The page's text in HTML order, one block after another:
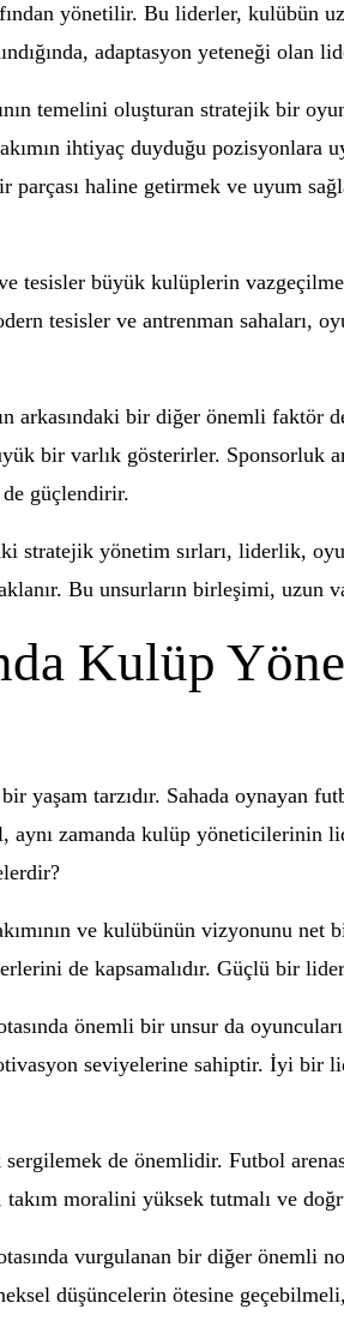
yönetilir. Bu liderler, kulübün
adaptasyon yeteneği olan
temelini oluşturan stratejik bir
ihtiyaç duyduğu
parçası haline getirmek ve uyum
tesisler büyük kulüplerin
tesisler ve antrenman sahaları,
arkasındaki bir diğer önemli
bir varlık gösterirler.
güçlendirir.
stratejik yönetim sırları, liderlik,
Bu unsurların birleşimi, uzun
Kulüp
yaşam tarzıdır. Sahada oynayan
aynı zamanda kulüp
ve kulübünün vizyonunu net
de kapsamalıdır. Güçlü bir
önemli bir unsur da
seviyelerine sahiptir. İyi bir
de önemlidir. Futbol
moralini yüksek tutmalı ve
vurgulanan bir diğer önemli
düşüncelerin ötesine